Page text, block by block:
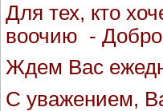
Для тех, кто
воочию - Добро
Ждем Вас
С уважением,